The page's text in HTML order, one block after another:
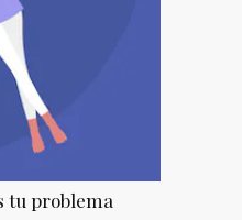
tu problema